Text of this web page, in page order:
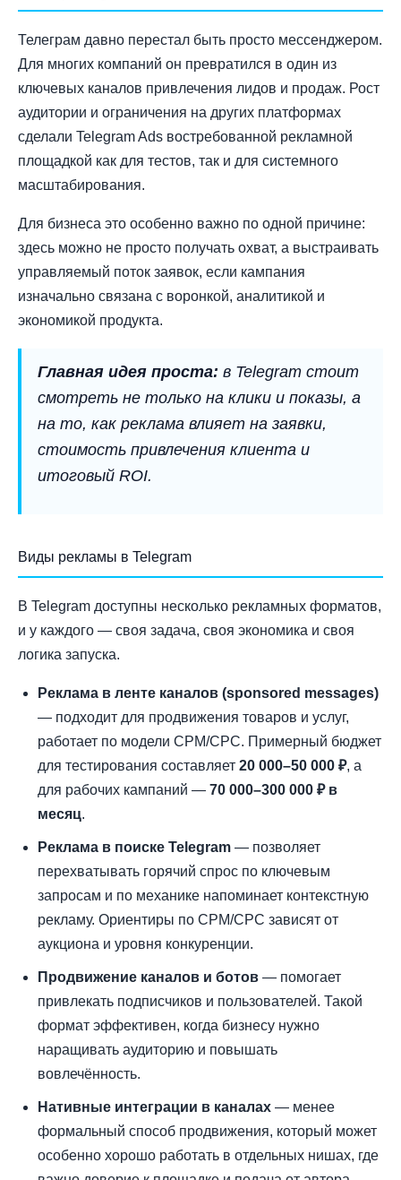
Телеграм давно перестал быть просто мессенджером.
Для многих компаний он превратился в один из
ключевых каналов привлечения лидов и продаж. Рост
аудитории и ограничения на других платформах
сделали Telegram Ads востребованной рекламной
площадкой как для тестов, так и для системного
масштабирования.
Для бизнеса это особенно важно по одной причине:
здесь можно не просто получать охват, а выстраивать
управляемый поток заявок, если кампания
изначально связана с воронкой, аналитикой и
экономикой продукта.
Главная идея проста: в Telegram стоит
смотреть не только на клики и показы, а
на то, как реклама влияет на заявки,
стоимость привлечения клиента и
итоговый ROI.
Виды рекламы в Telegram
В Telegram доступны несколько рекламных форматов,
и у каждого — своя задача, своя экономика и своя
логика запуска.
Реклама в ленте каналов (sponsored messages)
— подходит для продвижения товаров и услуг,
работает по модели CPM/CPC. Примерный бюджет
для тестирования составляет 20 000–50 000 ₽, а
для рабочих кампаний — 70 000–300 000 ₽ в
месяц.
Реклама в поиске Telegram — позволяет
перехватывать горячий спрос по ключевым
запросам и по механике напоминает контекстную
рекламу. Ориентиры по CPM/CPC зависят от
аукциона и уровня конкуренции.
Продвижение каналов и ботов — помогает
привлекать подписчиков и пользователей. Такой
формат эффективен, когда бизнесу нужно
наращивать аудиторию и повышать
вовлечённость.
Нативные интеграции в каналах — менее
формальный способ продвижения, который может
особенно хорошо работать в отдельных нишах, где